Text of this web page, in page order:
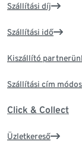
Szállítási díj
Szállítási idő
Kiszállító
Szállítási cím
Click & Collect
Üzletkereső